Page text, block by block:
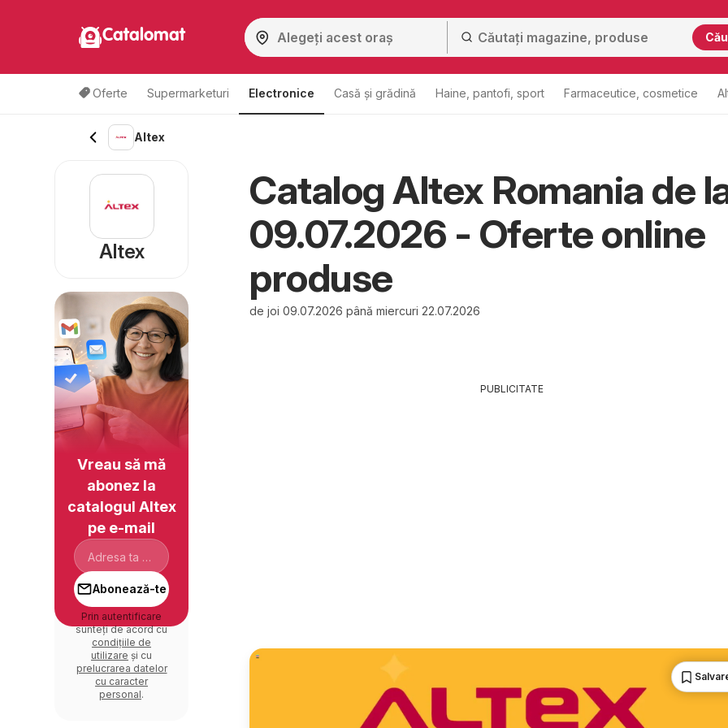
Catalomat
Oferte Supermarketuri Electronice Casă și grădină Haine, pantofi, sport Farmaceutice, cosmetice
Altex
Catalog Altex Romania de
09.07.2026 - Oferte online
produse
de joi 09.07.2026 până miercuri 22.07.2026
PUBLICITATE
Altex
Vreau să mă
abonez la
catalogul Altex
pe e-mail
Abonează-te
Prin autentificare
sunteți de acord cu
condițiile de
utilizare și cu
prelucrarea datelor
cu caracter
personal.